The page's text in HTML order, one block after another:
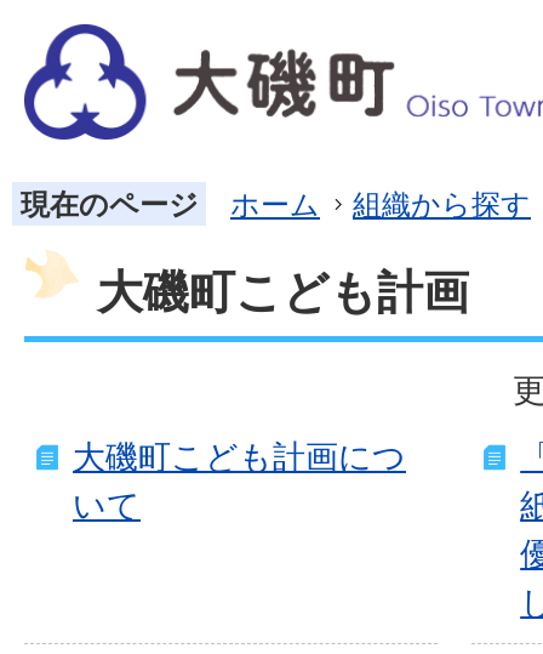
現在のページ ホーム 組織から探す
大磯町こども計画
大磯町こども計画につ
いて